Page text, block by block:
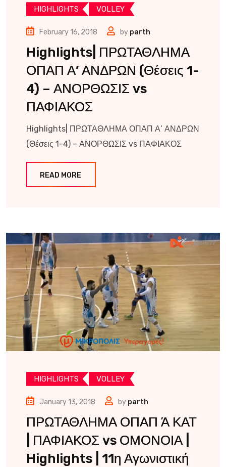
HIGHLIGHTS VOLLEY
February 16, 2018 by parth
Highlights| ΠΡΩΤΑΘΛΗΜΑ
ΟΠΑΠ Α’ ΑΝΔΡΩΝ (Θέσεις 1-
4) – ΑΝΟΡΘΩΣΙΣ vs
ΠΑΦΙΑΚΟΣ
Highlights| ΠΡΩΤΑΘΛΗΜΑ ΟΠΑΠ Α’ ΑΝΔΡΩΝ
(Θέσεις 1-4) – ΑΝΟΡΘΩΣΙΣ vs ΠΑΦΙΑΚΟΣ
READ MORE
HIGHLIGHTS VOLLEY
January 13, 2018 by parth
ΠΡΩΤΑΘΛΗΜΑ ΟΠΑΠ Ά ΚΑΤ
| ΠΑΦΙΑΚΟΣ vs ΟΜΟΝΟΙΑ |
Highlights | 11η Αγωνιστική